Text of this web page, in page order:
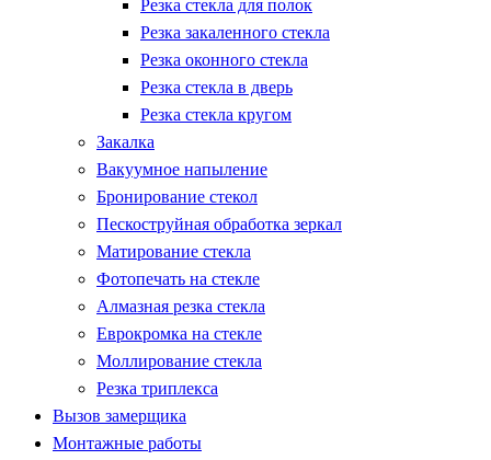
Резка стекла для полок
Резка закаленного стекла
Резка оконного стекла
Резка стекла в дверь
Резка стекла кругом
Закалка
Вакуумное напыление
Бронирование стекол
Пескоструйная обработка зеркал
Матирование стекла
Фотопечать на стекле
Алмазная резка стекла
Еврокромка на стекле
Моллирование стекла
Резка триплекса
Вызов замерщика
Монтажные работы